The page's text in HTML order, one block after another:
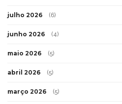
julho 2026 (6)
junho 2026 (4)
maio 2026 (5)
abril 2026 (5)
março 2026 (5)